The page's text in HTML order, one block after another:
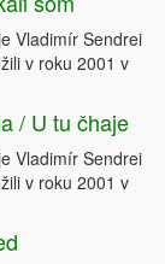
Vladimír Sendrei
v roku 2001 v
/ U tu čhaje
Vladimír Sendrei
v roku 2001 v